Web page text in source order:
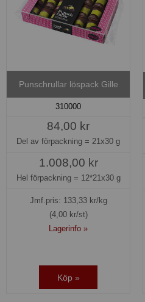
Punschrullar löspack Gille
310000
84,00 kr
Del av förpackning = 21x30 g
1.008,00 kr
Hel förpackning = 12*21x30 g
Jmf.pris: 133,33kr/kg
(4,00 kr/st)
Lagerinfo »
Köp »